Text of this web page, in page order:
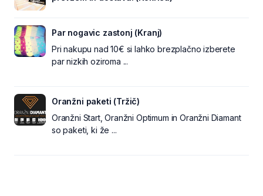
Par nogavic zastonj (Kranj)
Pri nakupu nad 10€ si lahko brezplačno izberete
par nizkih oziroma ...
Oranžni paketi (Tržič)
Oranžni Start, Oranžni Optimum in Oranžni Diamant
so paketi, ki že ...